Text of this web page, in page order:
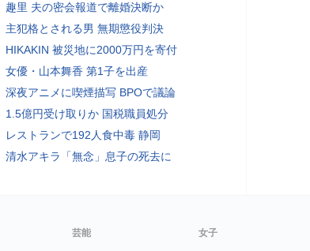
趣里 夫の密会報道で離婚決断か
主犯格とされる男 無期懲役判決
HIKAKIN 被災地に2000万円を寄付
女優・山本舞香 第1子を出産
深夜アニメに喫煙描写 BPOで議論
1.5億円受け取りか 国税職員処分
レストランで192人食中毒 静岡
清水アキラ「無念」息子の死去に
芸能 女子